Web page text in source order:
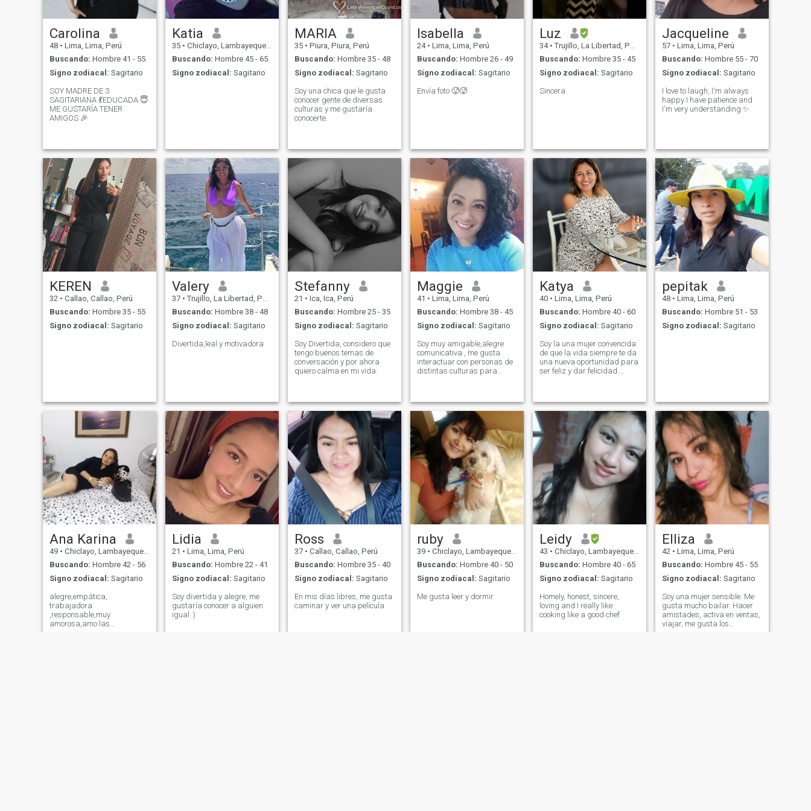
la vida, se nos llenan los ojos
de sol en el cielo...la luna se
ríe, todo tiene distinto color. 💟
💟💟💟💟💟💜💖💖💓
Carolina
48 • Lima, Lima, Perú
Buscando: Hombre 41 - 55
Signo zodiacal: Sagitario
SOY MADRE DE 3
SAGITARIANA 💃EDUCADA 😇
ME GUSTARÍA TENER
AMIGOS 🎉
Katia
35 • Chiclayo, Lambayeque, Perú
Buscando: Hombre 45 - 65
Signo zodiacal: Sagitario
MARIA
35 • Piura, Piura, Perú
Buscando: Hombre 35 - 48
Signo zodiacal: Sagitario
Soy una chica que le gusta
conocer gente de diversas
culturas y me gustaría
conocerte.
Isabella
24 • Lima, Lima, Perú
Buscando: Hombre 26 - 49
Signo zodiacal: Sagitario
Envía foto 🥵🥵
Luz
34 • Trujillo, La Libertad, Perú
Buscando: Hombre 35 - 45
Signo zodiacal: Sagitario
Sincera
Jacqueline
57 • Lima, Lima, Perú
Buscando: Hombre 55 - 70
Signo zodiacal: Sagitario
I love to laugh, I'm always
happy I have patience and
I'm very understanding ✨
KEREN
32 • Callao, Callao, Perú
Buscando: Hombre 35 - 55
Signo zodiacal: Sagitario
Valery
37 • Trujillo, La Libertad, Perú
Buscando: Hombre 38 - 48
Signo zodiacal: Sagitario
Divertida,leal y motivadora
Stefanny
21 • Ica, Ica, Perú
Buscando: Hombre 25 - 35
Signo zodiacal: Sagitario
Soy Divertida, considero que
tengo buenos temas de
conversación y por ahora
quiero calma en mi vida.
Maggie
41 • Lima, Lima, Perú
Buscando: Hombre 38 - 45
Signo zodiacal: Sagitario
Soy muy amigable,alegre
comunicativa , me gusta
interactuar con personas de
distintas culturas para
trabajos en madera..Me
gusta cocinar y hacer
postres, valoro mucho la
amistad .
Katya
40 • Lima, Lima, Perú
Buscando: Hombre 40 - 60
Signo zodiacal: Sagitario
Soy la una mujer convencida
de que la vida siempre te da
una nueva oportunidad para
ser feliz y dar felicidad.
pepitak
48 • Lima, Lima, Perú
Buscando: Hombre 51 - 53
Signo zodiacal: Sagitario
Ana Karina
49 • Chiclayo, Lambayeque, Perú
Buscando: Hombre 42 - 56
Signo zodiacal: Sagitario
alegre,empática,
trabajadora
,responsable,muy
amorosa,amo las
Lidia
21 • Lima, Lima, Perú
Buscando: Hombre 22 - 41
Signo zodiacal: Sagitario
Soy divertida y alegre, me
gustaría conocer a alguien
igual :)
Ross
37 • Callao, Callao, Perú
Buscando: Hombre 35 - 40
Signo zodiacal: Sagitario
En mis días libres, me gusta
caminar y ver una película
ruby
39 • Chiclayo, Lambayeque, Perú
Buscando: Hombre 40 - 50
Signo zodiacal: Sagitario
Me gusta leer y dormir
Leidy
43 • Chiclayo, Lambayeque, Perú
Buscando: Hombre 40 - 65
Signo zodiacal: Sagitario
Homely, honest, sincere,
loving and I really like
cooking like a good chef
Elliza
42 • Lima, Lima, Perú
Buscando: Hombre 45 - 55
Signo zodiacal: Sagitario
Soy una mujer sensible. Me
gusta mucho bailar. Hacer
amistades, activa en ventas,
viajar, me gusta los